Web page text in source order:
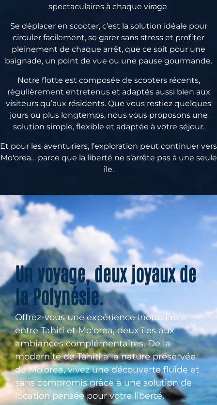
spectaculaires à chaque virage.
Se déplacer en scooter, c’est la solution idéale pour
circuler facilement, se garer sans stress et profiter
pleinement de chaque arrêt, que ce soit pour une
baignade, un point de vue ou une pause gourmande.
Notre flotte est composée de scooters récents,
régulièrement entretenus et adaptés aussi bien aux
visiteurs qu’aux résidents. Que vous restiez quelques
jours ou plus longtemps, nous vous proposons une
solution simple, flexible et adaptée à votre séjour.
Et pour les aventuriers, l’exploration peut continuer vers
Mo'orea… parce que la liberté ne s’arrête pas à une seule
île.
Un voyage, deux joyaux de
la Polynésie.
Offrez-vous une expérience inoubliable
entreTahiti et Mo'orea, deux îles aux
ambiances complémentaires. De la
modernité de Tahiti à la nature préservée
de Mo'orea, vivez une découverte fluide et
sans compromis grâce à une solution de
location pensée pour votre liberté.